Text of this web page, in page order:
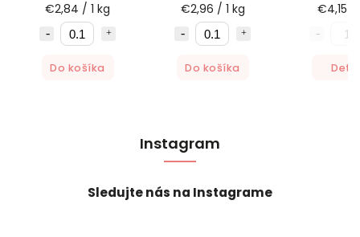
€2,84 / 1 kg
Do košíka
€2,96 / 1 kg
Do košíka
€4,15 /
Instagram
Sledujte nás na Instagrame